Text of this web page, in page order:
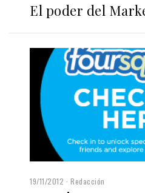
El poder del
19/11/2012 Redacción